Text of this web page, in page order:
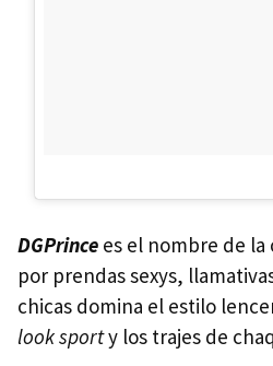
DGPrince es el nombre de
por prendas sexys,
chicas domina el estilo
look sporty los trajes de